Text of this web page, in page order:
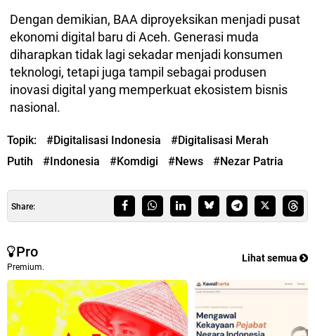
Dengan demikian, BAA diproyeksikan menjadi pusat
ekonomi digital baru di Aceh. Generasi muda
diharapkan tidak lagi sekadar menjadi konsumen
teknologi, tetapi juga tampil sebagai produsen
inovasi digital yang memperkuat ekosistem bisnis
nasional.
Topik: #Digitalisasi Indonesia
#Digitalisasi Merah
Putih
#Indonesia #Komdigi #News #Nezar Patria
Share:
Pro
Premium.
Lihat semua